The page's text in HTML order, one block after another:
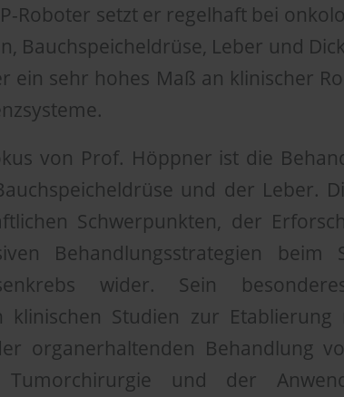
Roboter setzt er regelhaft bei
Bauchspeicheldrüse, Leber und
ein sehr hohes Maß an klinischer
von Prof. Höppner ist die
und der Leber.
Schwerpunkten, der
Behandlungsstrategien beim
wider. Sein
klinischen Studien zur Etablierung
organerhaltenden Behandlung
und der